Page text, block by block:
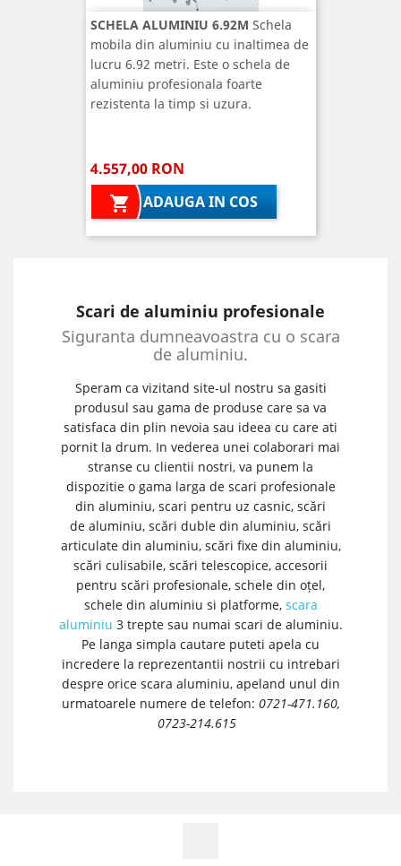
SCHELA ALUMINIU 6.92M Schela
mobila din aluminiu cu inaltimea de
lucru 6.92 metri. Este o schela de
aluminiu profesionala foarte
rezistenta la timp si uzura.
4.557,00 RON
 ADAUGA IN COS
Scari de aluminiu profesionale
Siguranta dumneavoastra cu o scara
de aluminiu.
Speram ca vizitand site-ul nostru sa gasiti
produsul sau gama de produse care sa va
satisfaca din plin nevoia sau ideea cu care ati
pornit la drum. In vederea unei colaborari mai
stranse cu clientii nostri, va punem la
dispozitie o gama larga de scari profesionale
din aluminiu, scari pentru uz casnic, scări
de aluminiu, scări duble din aluminiu, scări
articulate din aluminiu, scări fixe din aluminiu,
scări culisabile, scări telescopice, accesorii
pentru scări profesionale, schele din oțel,
schele din aluminiu si platforme, scara
aluminiu 3 trepte sau numai scari de aluminiu.
Pe langa simpla cautare puteti apela cu
incredere la reprezentantii nostrii cu intrebari
despre orice scara aluminiu, apeland unul din
urmatoarele numere de telefon: 0721-471.160,
0723-214.615